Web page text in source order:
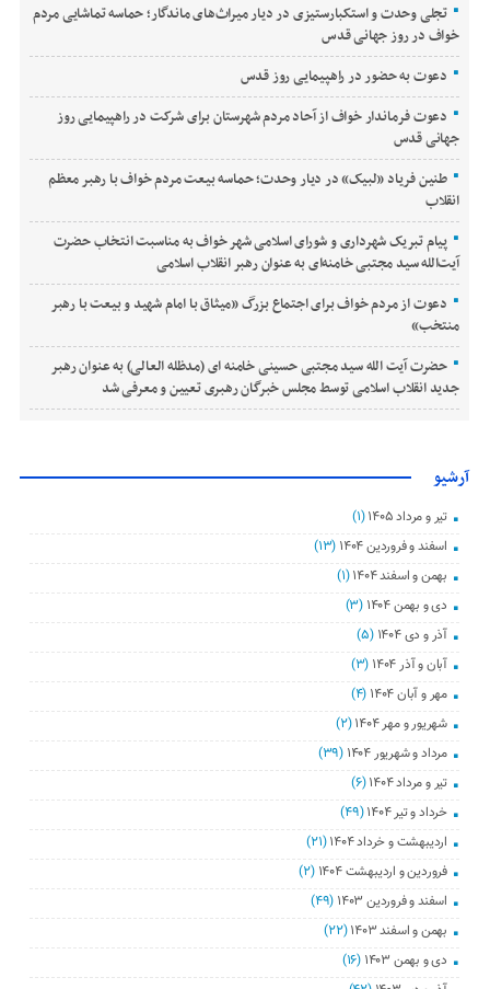
تجلی وحدت و استکبارستیزی در دیار میراث‌های ماندگار؛ حماسه تماشایی مردم
خواف در روز جهانی قدس
دعوت به حضور در راهپیمایی روز قدس
دعوت فرماندار خواف از آحاد مردم شهرستان برای شرکت در راهپیمایی روز
جهانی قدس
طنین فریاد «لبیک» در دیار وحدت؛ حماسه بیعت مردم خواف با رهبر معظم
انقلاب
پیام تبریک شهرداری و شورای اسلامی شهر خواف به مناسبت انتخاب حضرت
آیت‌الله سید مجتبی خامنه‌ای به عنوان رهبر انقلاب اسلامی
دعوت از مردم خواف برای اجتماع بزرگ «میثاق با امام شهید و بیعت با رهبر
منتخب»
حضرت آیت الله سید مجتبی حسینی خامنه ای (مدظله العالی) به عنوان رهبر
جدید انقلاب اسلامی توسط مجلس خبرگان رهبری تعیین و معرفی شد
آرشیو
تیر و مرداد ۱۴۰۵
(۱)
اسفند و فروردین ۱۴۰۴
(۱۳)
بهمن و اسفند ۱۴۰۴
(۱)
دی و بهمن ۱۴۰۴
(۳)
آذر و دی ۱۴۰۴
(۵)
آبان و آذر ۱۴۰۴
(۳)
مهر و آبان ۱۴۰۴
(۴)
شهریور و مهر ۱۴۰۴
(۲)
مرداد و شهریور ۱۴۰۴
(۳۹)
تیر و مرداد ۱۴۰۴
(۶)
خرداد و تیر ۱۴۰۴
(۴۹)
اردیبهشت و خرداد ۱۴۰۴
(۲۱)
فروردین و اردیبهشت ۱۴۰۴
(۲)
اسفند و فروردین ۱۴۰۳
(۴۹)
بهمن و اسفند ۱۴۰۳
(۲۲)
دی و بهمن ۱۴۰۳
(۱۶)